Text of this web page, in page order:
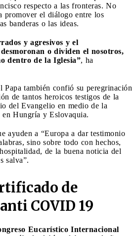
respecto a las fronteras. No
promover el diálogo entre los
banderas o las ideas.
y agresivos y el
o dividen el nosotros,
dentro de la Iglesia”, ha
Papa también confió su peregrinación
de tantos heroicos testigos de la
del Evangelio en medio de la
Hungría y Eslovaquia.
ayuden a “Europa a dar testimonio
sino sobre todo con hechos,
de la buena noticia del
salva”.
de
COVID 19
Eucarístico Internacional